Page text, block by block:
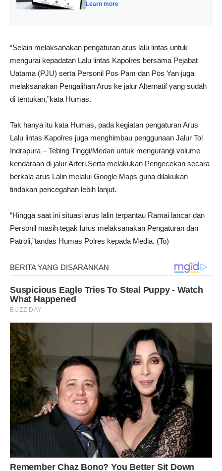
Learn more
“Selain melaksanakan pengaturan arus lalu lintas untuk
mengurai kepadatan Lalu lintas Kapolres bersama Pejabat
Uatama (PJU) serta Personil Pos Pam dan Pos Yan juga
melaksanakan Pengalihan Arus ke jalur Alternatif yang sudah
di tentukan,”kata Humas.
Tak hanya itu kata Humas, pada kegiatan pengaturan Arus
Lalu lintas Kapolres juga menghimbau penggunaan Jalur Tol
Indrapura – Tebing Tinggi/Medan untuk mengurangi volume
kendaraan di jalur Arteri.Serta melakukan Pengecekan secara
berkala arus Lalin melalui Google Maps guna dilakukan
tindakan pencegahan lebih lanjut.
“Hingga saat ini situasi arus lalin terpantau Ramai lancar dan
Personil masih tegak lurus melaksanakan Pengaturan dan
Patroli,”tandas Humas Polres kepada Media. (To)